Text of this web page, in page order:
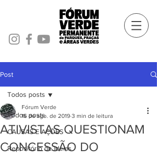
Post
Todos posts
CAUSAS E AÇÕES
Repositório de Ideias
Todos posts
ATIVISTAS QUESTIONAM
CONCESSÃO DO
Fórum Verde
16 de ago. de 2019 3 min de leitura